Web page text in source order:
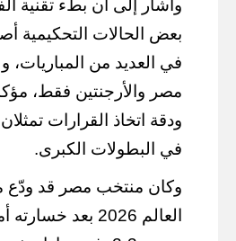
وأشار إلى أن بطء تقنية
بعض الحالات التحكيمية
في العديد من المباريات،
مصر والأرجنتين فقط،
ودقة اتخاذ القرارات
في البطولات الكبرى.
وكان منتخب مصر قد
العالم 2026 بعد